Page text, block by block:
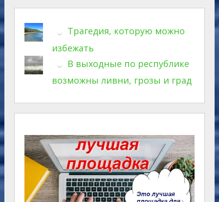
Трагедия, которую можно
избежать
В выходные по республике
возможны ливни, грозы и град